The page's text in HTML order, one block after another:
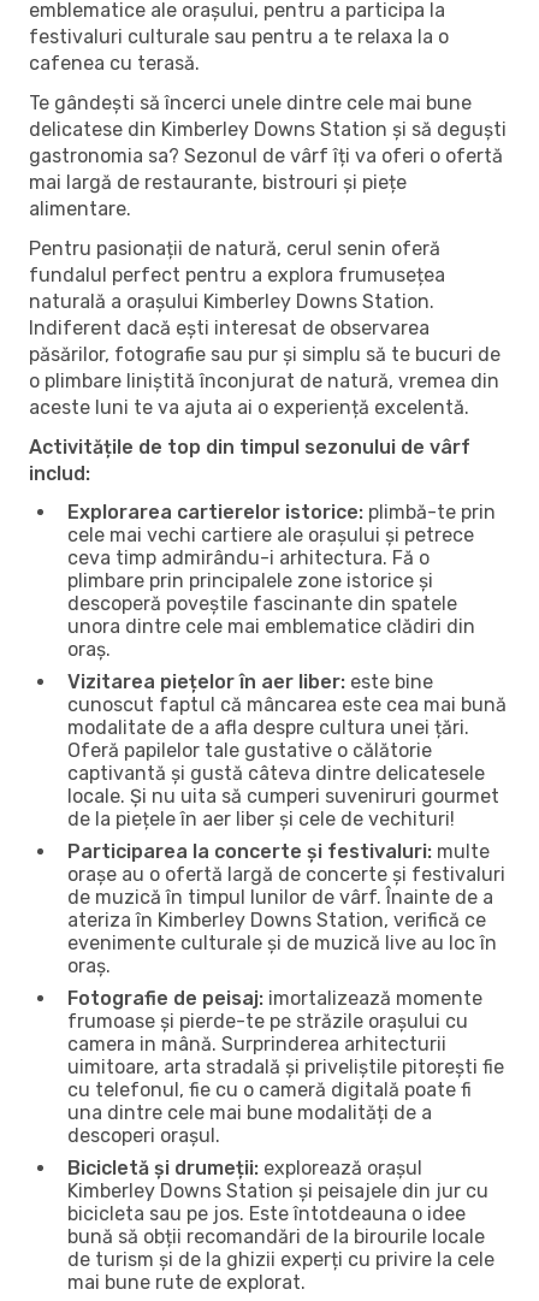
emblematice ale orașului, pentru a participa la
festivaluri culturale sau pentru a te relaxa la o
cafenea cu terasă.
Te gândești să încerci unele dintre cele mai bune
delicatese din Kimberley Downs Station și să deguști
gastronomia sa? Sezonul de vârf îți va oferi o ofertă
mai largă de restaurante, bistrouri și piețe
alimentare.
Pentru pasionații de natură, cerul senin oferă
fundalul perfect pentru a explora frumusețea
naturală a orașului Kimberley Downs Station.
Indiferent dacă ești interesat de observarea
păsărilor, fotografie sau pur și simplu să te bucuri de
o plimbare liniștită înconjurat de natură, vremea din
aceste luni te va ajuta ai o experiență excelentă.
Activitățile de top din timpul sezonului de vârf
includ:
Explorarea cartierelor istorice: plimbă-te prin
cele mai vechi cartiere ale orașului și petrece
ceva timp admirându-i arhitectura. Fă o
plimbare prin principalele zone istorice și
descoperă poveștile fascinante din spatele
unora dintre cele mai emblematice clădiri din
oraș.
Vizitarea piețelor în aer liber: este bine
cunoscut faptul că mâncarea este cea mai bună
modalitate de a afla despre cultura unei țări.
Oferă papilelor tale gustative o călătorie
captivantă și gustă câteva dintre delicatesele
locale. Și nu uita să cumperi suveniruri gourmet
de la piețele în aer liber și cele de vechituri!
Participarea la concerte și festivaluri: multe
orașe au o ofertă largă de concerte și festivaluri
de muzică în timpul lunilor de vârf. Înainte de a
ateriza în Kimberley Downs Station, verifică ce
evenimente culturale și de muzică live au loc în
oraș.
Fotografie de peisaj: imortalizează momente
frumoase și pierde-te pe străzile orașului cu
camera in mână. Surprinderea arhitecturii
uimitoare, arta stradală și priveliștile pitorești fie
cu telefonul, fie cu o cameră digitală poate fi
una dintre cele mai bune modalități de a
descoperi orașul.
Bicicletă și drumeții: explorează orașul
Kimberley Downs Station și peisajele din jur cu
bicicleta sau pe jos. Este întotdeauna o idee
bună să obții recomandări de la birourile locale
de turism și de la ghizii experți cu privire la cele
mai bune rute de explorat.